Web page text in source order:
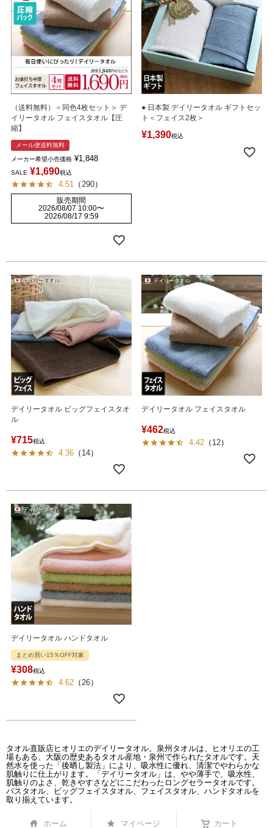
（送料無料）＜同色4枚セット＞ デ
イリータオル フェイスタオル【圧
縮】
メール便送料無料
メーカー希望小売価格 ¥1,848
SALE ¥1,690税込
4.51 （290）
販売期間
2026/08/07 10:00〜
2026/08/17 9:59
● 日本製 デイリータオル ギフトセッ
ト＜フェイス2枚＞
¥1,390税込
デイリータオル ビッグフェイスタオ
ル
¥715税込
4.36 （ 14）
デイリータオル フェイスタオル
¥462税込
4.42 （ 12）
デイリータオル ハンドタオル
まとめ買い15％OFF対象
¥308税込
4.62 （26）
タオル直販店ヒオリエのデイリータオル。泉州タオルは、ヒオリエの工
場もある、大阪の歴史あるタオル産地・泉州で作られたタオルです。天
然水を使った「後晒し製法」により、吸水性に優れ、清潔でやわらかな
肌触りに仕上がります。「デイリータオル」は、やや薄手で、吸水性、
肌触りのよさ、乾きやすさなどにこだわったロングセラータオルです。
バスタオル、ビッグフェイスタオル、フェイスタオル、ハンドタオルを
取り揃えています。
ホーム マイページ カート